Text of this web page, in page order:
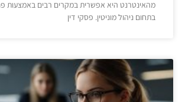
מהאינטרנט היא אפשרית במקרים רבים באמצעות
בתחום ניהול מוניטין. פסקי דין